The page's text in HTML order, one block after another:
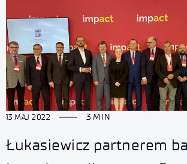
13 MAJ 2022 3 MIN
Łukasiewicz partnerem